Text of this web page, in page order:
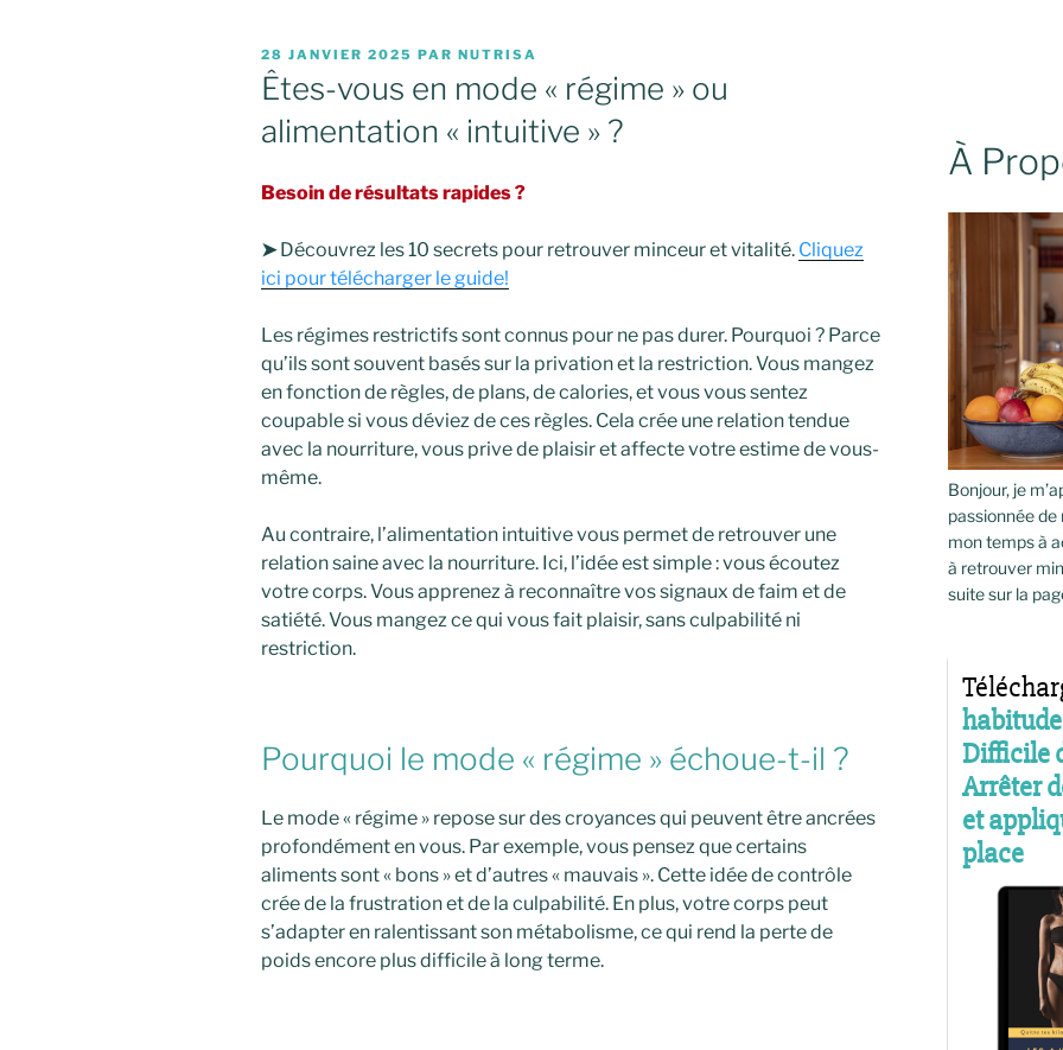
PUBLIÉ
LE
28 JANVIER 2025 PAR NUTRISA
Êtes-vous en mode « régime » ou
alimentation « intuitive » ?
Besoin de résultats rapides ?
➤ Découvrez les 10 secrets pour retrouver minceur et vitalité. Cliquez
ici pour télécharger le guide!
Les régimes restrictifs sont connus pour ne pas durer. Pourquoi ? Parce
qu’ils sont souvent basés sur la privation et la restriction. Vous mangez
en fonction de règles, de plans, de calories, et vous vous sentez
coupable si vous déviez de ces règles. Cela crée une relation tendue
avec la nourriture, vous prive de plaisir et affecte votre estime de vous-
même.
Au contraire, l’alimentation intuitive vous permet de retrouver une
relation saine avec la nourriture. Ici, l’idée est simple : vous écoutez
votre corps. Vous apprenez à reconnaître vos signaux de faim et de
satiété. Vous mangez ce qui vous fait plaisir, sans culpabilité ni
restriction.
Pourquoi le mode « régime » échoue-t-il ?
Le mode « régime » repose sur des croyances qui peuvent être ancrées
profondément en vous. Par exemple, vous pensez que certains
aliments sont « bons » et d’autres « mauvais ». Cette idée de contrôle
crée de la frustration et de la culpabilité. En plus, votre corps peut
s’adapter en ralentissant son métabolisme, ce qui rend la perte de
poids encore plus difficile à long terme.
À
Bonjour, je
passionnée
mon temps à
à retrouver
suite sur la